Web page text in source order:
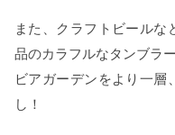
また、クラフトビールな
品のカラフルなタンブラ
ビアガーデンをより一層
し！